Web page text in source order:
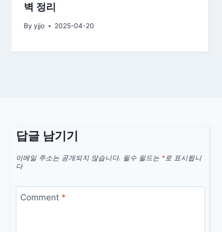
벽 정리
By yjjo 2025-04-20
답글 남기기
이메일 주소는 공개되지 않습니다. 필수 필드는 *로 표시됩니
다
Comment *